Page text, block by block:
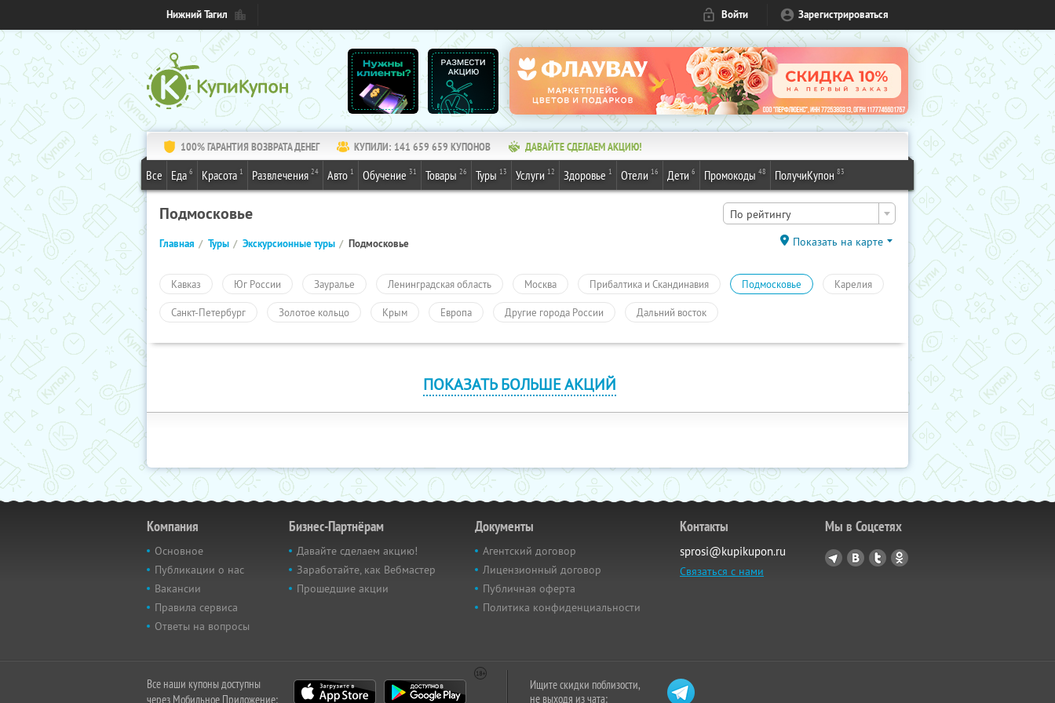
Нижний Тагил Войти Зарегистрироваться
100% ГАРАНТИЯ ВОЗВРАТА ДЕНЕГ КУПИЛИ: 141 659 659 КУПОНОВ ДАВАЙТЕ СДЕЛАЕМ АКЦИЮ!
Все Еда 6 Красота 1 Развлечения 24 Авто 1 Обучение 31 Товары 26 Туры 13 Услуги 12 Здоровье 1 Отели 16 Дети 6 Промокоды 48 ПолучиКупон 83
Подмосковье По рейтингу
Главная Туры Экскурсионные туры Подмосковье Показать на карте
Кавказ Юг России Зауралье Ленинградская область Москва Прибалтика и Скандинавия Подмосковье Карелия
Санкт-Петербург Золотое кольцо Крым Европа Другие города России Дальний восток
ПОКАЗАТЬ БОЛЬШЕ АКЦИЙ
Компания
Основное
Публикации о нас
Вакансии
Правила сервиса
Ответы на вопросы
Бизнес-Партнёрам
Давайте сделаем акцию!
Заработайте, как Вебмастер
Прошедшие акции
Документы
Агентский договор
Лицензионный договор
Публичная оферта
Политика конфиденциальности
Контакты
sprosi@kupikupon.ru
Связаться с нами
Мы в Соцсетях
Все наши купоны доступны
через Мобильное Приложение:
Ищите скидки поблизости,
не выходя из чата: